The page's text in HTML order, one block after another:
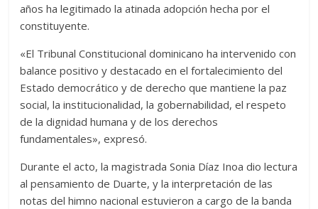
años ha legitimado la atinada adopción hecha por el
constituyente.
«El Tribunal Constitucional dominicano ha intervenido con
balance positivo y destacado en el fortalecimiento del
Estado democrático y de derecho que mantiene la paz
social, la institucionalidad, la gobernabilidad, el respeto
de la dignidad humana y de los derechos
fundamentales», expresó.
Durante el acto, la magistrada Sonia Díaz Inoa dio lectura
al pensamiento de Duarte, y la interpretación de las
notas del himno nacional estuvieron a cargo de la banda